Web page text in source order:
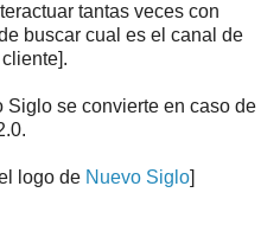
tantas veces con
buscar cual es el canal de
Siglo se convierte en caso de
logo de Nuevo Siglo]